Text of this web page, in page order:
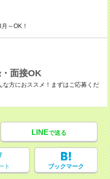
～OK！
面接OK
方におススメ！まずはご応募くだ
LINEで送る
ト ブックマーク